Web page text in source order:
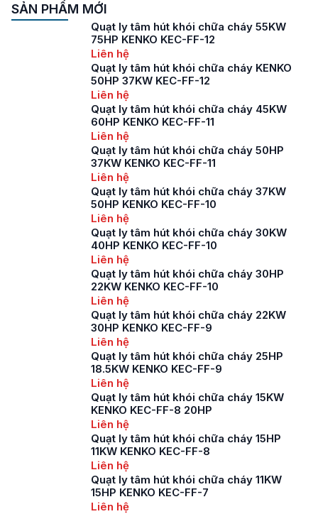
SẢN PHẨM MỚI
Quạt ly tâm hút khói chữa cháy 55KW
75HP KENKO KEC-FF-12
Liên hệ
Quạt ly tâm hút khói chữa cháy KENKO
50HP 37KW KEC-FF-12
Liên hệ
Quạt ly tâm hút khói chữa cháy 45KW
60HP KENKO KEC-FF-11
Liên hệ
Quạt ly tâm hút khói chữa cháy 50HP
37KW KENKO KEC-FF-11
Liên hệ
Quạt ly tâm hút khói chữa cháy 37KW
50HP KENKO KEC-FF-10
Liên hệ
Quạt ly tâm hút khói chữa cháy 30KW
40HP KENKO KEC-FF-10
Liên hệ
Quạt ly tâm hút khói chữa cháy 30HP
22KW KENKO KEC-FF-10
Liên hệ
Quạt ly tâm hút khói chữa cháy 22KW
30HP KENKO KEC-FF-9
Liên hệ
Quạt ly tâm hút khói chữa cháy 25HP
18.5KW KENKO KEC-FF-9
Liên hệ
Quạt ly tâm hút khói chữa cháy 15KW
KENKO KEC-FF-8 20HP
Liên hệ
Quạt ly tâm hút khói chữa cháy 15HP
11KW KENKO KEC-FF-8
Liên hệ
Quạt ly tâm hút khói chữa cháy 11KW
15HP KENKO KEC-FF-7
Liên hệ